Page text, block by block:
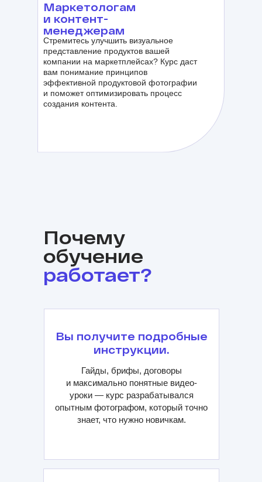
Маркетологам
и контент-
менеджерам
Стремитесь улучшить визуальное
представление продуктов вашей
компании на маркетплейсах? Курс даст
вам понимание принципов
эффективной продуктовой фотографии
и поможет оптимизировать процесс
создания контента.
Почему
обучение
работает?
Вы получите подробные
инструкции.
Гайды, брифы, договоры
и максимально понятные видео-
уроки — курс разрабатывался
опытным фотографом, который точно
знает, что нужно новичкам.